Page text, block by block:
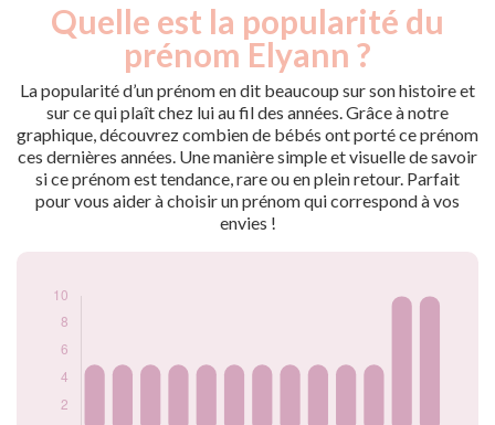
Quelle est la popularité du
prénom Elyann ?
La popularité d’un prénom en dit beaucoup sur son histoire et
sur ce qui plaît chez lui au fil des années. Grâce à notre
graphique, découvrez combien de bébés ont porté ce prénom
ces dernières années. Une manière simple et visuelle de savoir
si ce prénom est tendance, rare ou en plein retour. Parfait
pour vous aider à choisir un prénom qui correspond à vos
envies !
prénom Elyann par
Année
Nouveaux-
nés
2012
5
2013
5
2014
5
2015
5
2017
5
2018
5
2022